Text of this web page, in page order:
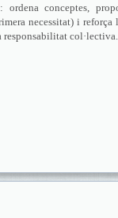
ordena conceptes,
necessitat) i
responsabilitat col·lectiva.